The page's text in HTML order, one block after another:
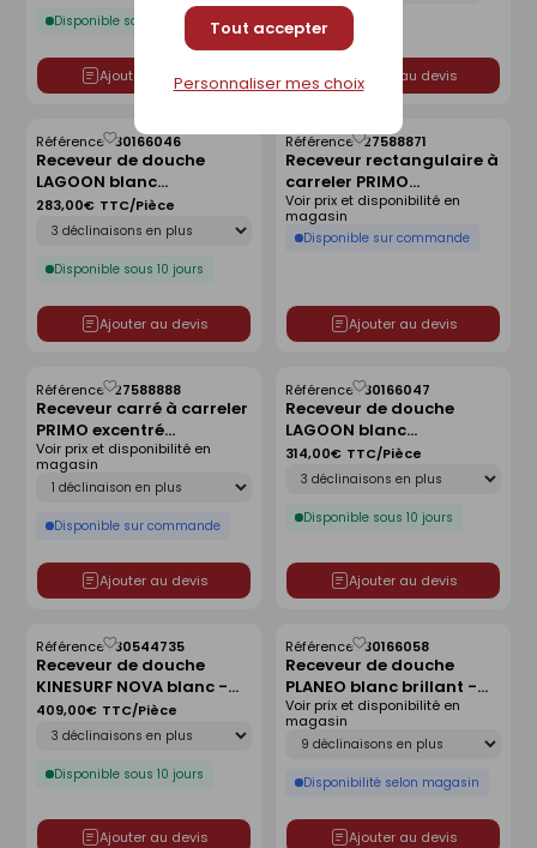
Tout accepter
Personnaliser mes choix
Disponible sous 10 jours
Ajouter au devis Ajouter au devis
Receveur de douche
LAGOON blanc
antidérapant - 80 x 80
cm
Référence :30166046
Disponible sous 10 jours
283,00€ TTC/Pièce
Ajouter au devis
Enregistrer
comme
liste
Receveur rectangulaire à
carreler PRIMO
polystyrène extrudé
centré haut.4cm
larg.90cm long.140cm
Référence :27588871
Disponible sur commande
Voir prix et disponibilité en
magasin
Ajouter au devis
Enregistrer
comme
liste
Receveur carré à carreler
PRIMO excentré
polystyrène extrudé
haut.4cm larg.120cm
long.120cm
Référence :27588888
Déclinaison
Disponible sur commande
Voir prix et disponibilité en
magasin
Ajouter au devis
Enregistrer
comme
liste
Receveur de douche
LAGOON blanc
antidérapant - 90 x 90
cm
Référence :30166047
Disponible sous 10 jours
314,00€ TTC/Pièce
Ajouter au devis
Enregistrer
comme
liste
Receveur de douche
KINESURF NOVA blanc -
140x90 cm
Référence :30544735
Disponible sous 10 jours
409,00€ TTC/Pièce
Ajouter au devis
Enregistrer
comme
liste
Receveur de douche
PLANEO blanc brillant -
120 x 80 cm
Référence :30166058
Déclinaison
Disponibilité selon magasin
Voir prix et disponibilité en
magasin
Ajouter au devis
Enregistrer
comme
liste